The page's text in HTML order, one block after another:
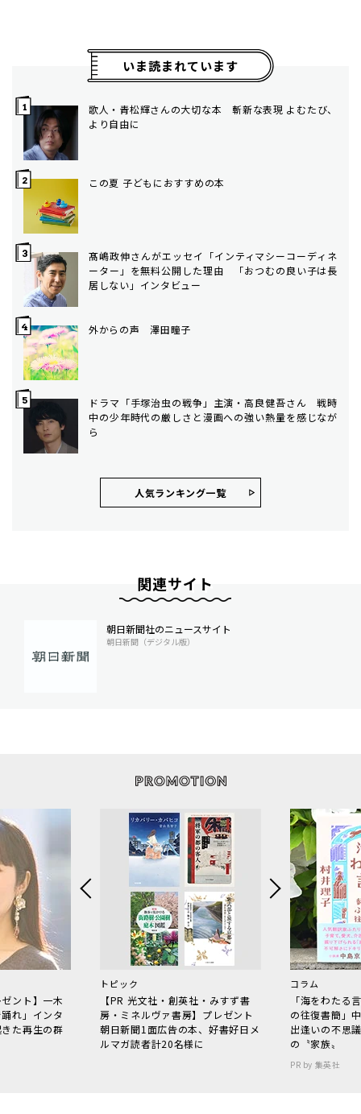
いま読まれています
歌人・青松輝さんの大切な本 斬新な表現 よむたび、
より自由に
この夏 子どもにおすすめの本
髙嶋政伸さんがエッセイ「インティマシーコーディネ
ーター」を無料公開した理由 「おつむの良い子は長
居しない」インタビュー
外からの声 澤田瞳子
ドラマ「手塚治虫の戦争」主演・高良健吾さん 戦時
中の少年時代の厳しさと漫画への強い熱量を感じなが
ら
人気ランキング⼀覧
関連サイト
朝日新聞社のニュースサイト
朝日新聞（デジタル版）
ント】一木
れ」インタ
た再生の群
トピック
【PR 光文社・創英社・みすず書
房・ミネルヴァ書房】プレゼント
朝日新聞1面広告の本、好書好日メ
ルマガ読者計20名様に
コラム
「海をわた
の往復書簡」
出逢いの不思
の〝家族〟
PR by 集英社